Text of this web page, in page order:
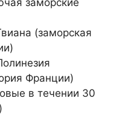
заморские
(заморская
Франции)
в течении 30